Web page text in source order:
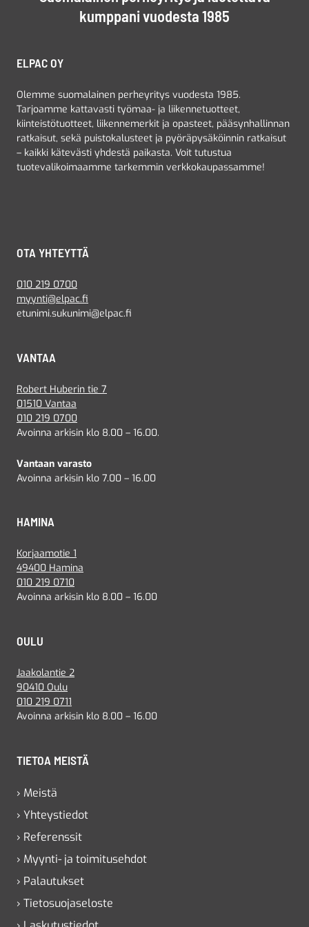
kumppani vuodesta 1985
ELPAC OY
Olemme suomalainen perheyritys vuodesta 1985.
Tarjoamme kattavasti työmaa- ja liikennetuotteet,
kiinteistötuotteet, liikennemerkit ja opasteet, pääsynhallinnan
ratkaisut, sekä puistokalusteet ja pyöräpysäköinnin ratkaisut
– kaikki kätevästi yhdestä paikasta. Voit tutustua
tuotevalikoimaamme tarkemmin verkkokaupassamme!
OTA YHTEYTTÄ
010 219 0700
myynti@elpac.fi
etunimi.sukunimi@elpac.fi
VANTAA
Robert Huberin tie 7
01510 Vantaa
010 219 0700
Avoinna arkisin klo 8.00 – 16.00.
Vantaan varasto
Avoinna arkisin klo 7.00 – 16.00
HAMINA
Korjaamotie 1
49400 Hamina
010 219 0710
Avoinna arkisin klo 8.00 – 16.00
OULU
Jaakolantie 2
90410 Oulu
010 219 0711
Avoinna arkisin klo 8.00 – 16.00
TIETOA MEISTÄ
› Meistä
› Yhteystiedot
› Referenssit
› Myynti- ja toimitusehdot
› Palautukset
› Tietosuojaseloste